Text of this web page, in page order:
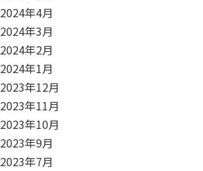
2024年4月
2024年3月
2024年2月
2024年1月
2023年12月
2023年11月
2023年10月
2023年9月
2023年7月